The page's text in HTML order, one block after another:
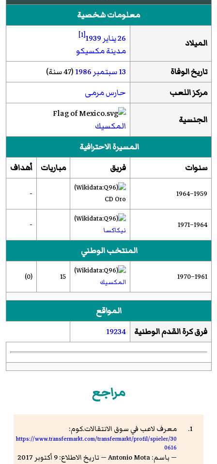
معلومات شخصية
الميلاد 26 يناير 1939
[1]
مدينة مكسيكو
تاريخ الوفاة
13 سبتمبر 1986(47 سنة)
مركز اللعب
حارس مرمى
الجنسية
المكسيك
المسيرة الاحترافية
سنوات
فريق مباريات أهداف
1959–1964
CD Oro
-
1964–1971
نيكاكسا -
المنتخب الوطني
1961–1970
المكسيك
15
(0)
المواقع
فرق كرة القدم الوطنية
19234
مراجع
معرف لاعب في سوق الانتقالات.كوم:
https://www.transfermarkt.com/transfermarkt/profil/spieler/30
0616
— باسم: Antonio Mota — تاريخ الاطلاع: 9 أكتوبر 2017